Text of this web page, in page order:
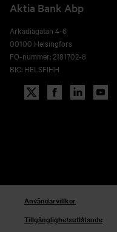
Aktia Bank Abp
Arkadiagatan 4-6
00100 Helsingfors
FO-nummer: 2181702-8
BIC: HELSFIHH
Användarvillkor
Tillgänglighetsutlåtande